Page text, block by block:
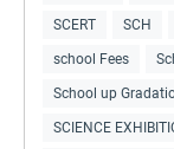
SCERT SCH
school Fees
School up
SCIENCE